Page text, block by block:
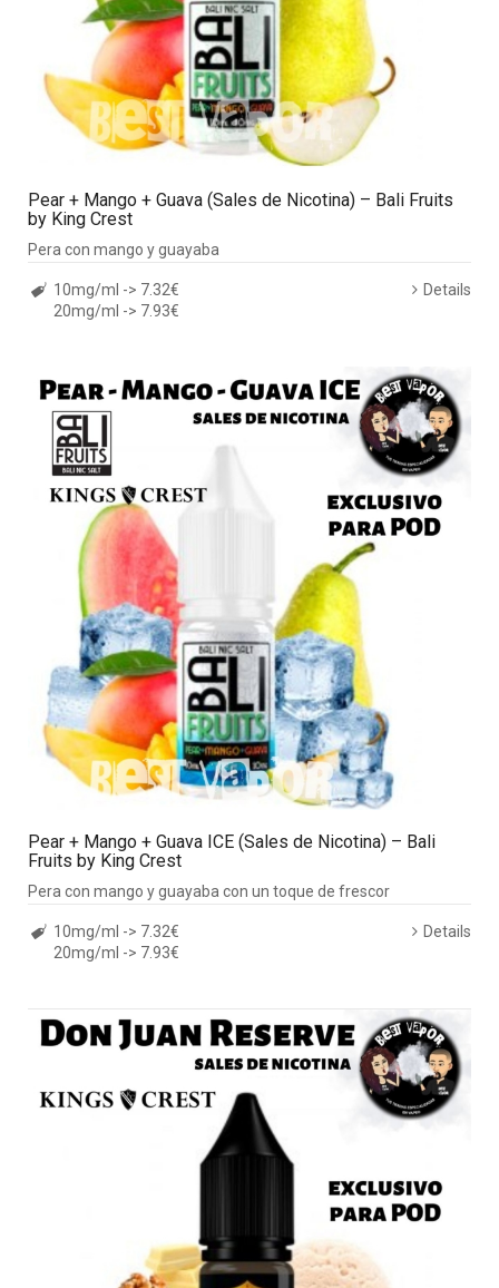
Pear + Mango + Guava (Sales de Nicotina) – Bali Fruits
by King Crest
Pera con mango y guayaba
10mg/ml -> 7.32€
20mg/ml -> 7.93€
Details
Pear + Mango + Guava ICE (Sales de Nicotina) – Bali
Fruits by King Crest
Pera con mango y guayaba con un toque de frescor
10mg/ml -> 7.32€
20mg/ml -> 7.93€
Details